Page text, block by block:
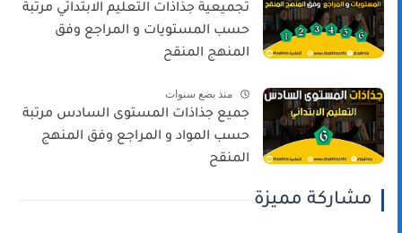
تجميعية جذاذات التعليم الابتدائي مرتبة
حسب المستويات و المراجع وفق
المنهج المنقح
منذ بضع سنوات
جميع جذاذات المستوى السادس مرتبة
حسب المواد و المراجع وفق المنهج
المنقح
مشاركة مميزة